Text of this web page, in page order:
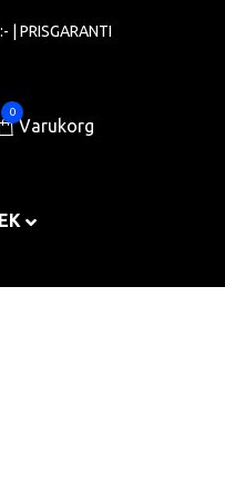
| PRISGARANTI
0
Varukorg